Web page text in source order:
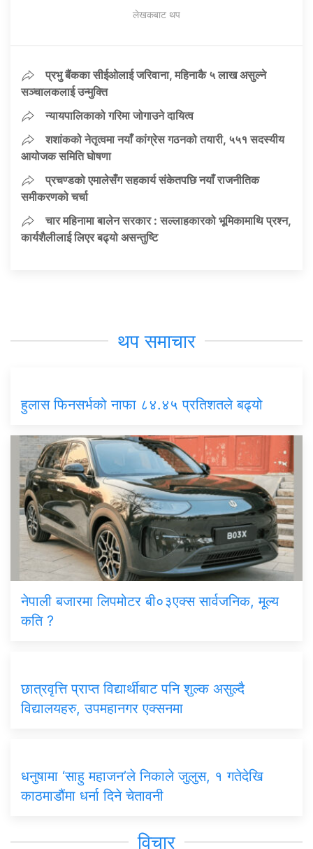
लेखकबाट थप
प्रभु बैंकका सीईओलाई जरिवाना, महिनाकै ५ लाख असुल्ने
सञ्चालकलाई उन्मुक्ति
न्यायपालिकाको गरिमा जोगाउने दायित्व
शशांकको नेतृत्वमा नयाँ कांग्रेस गठनको तयारी, ५५१ सदस्यीय
आयोजक समिति घोषणा
प्रचण्डको एमालेसँग सहकार्य संकेतपछि नयाँ राजनीतिक
समीकरणको चर्चा
चार महिनामा बालेन सरकार : सल्लाहकारको भूमिकामाथि प्रश्न,
कार्यशैलीलाई लिएर बढ्यो असन्तुष्टि
थप समाचार
हुलास फिनसर्भको नाफा ८४.४५ प्रतिशतले बढ्यो
नेपाली बजारमा लिपमोटर बी०३एक्स सार्वजनिक, मूल्य
कति ?
छात्रवृत्ति प्राप्त विद्यार्थीबाट पनि शुल्क असुल्दै
विद्यालयहरु, उपमहानगर एक्सनमा
धनुषामा ‘साहु महाजन’ले निकाले जुलुस, १ गतेदेखि
काठमाडौंमा धर्ना दिने चेतावनी
विचार